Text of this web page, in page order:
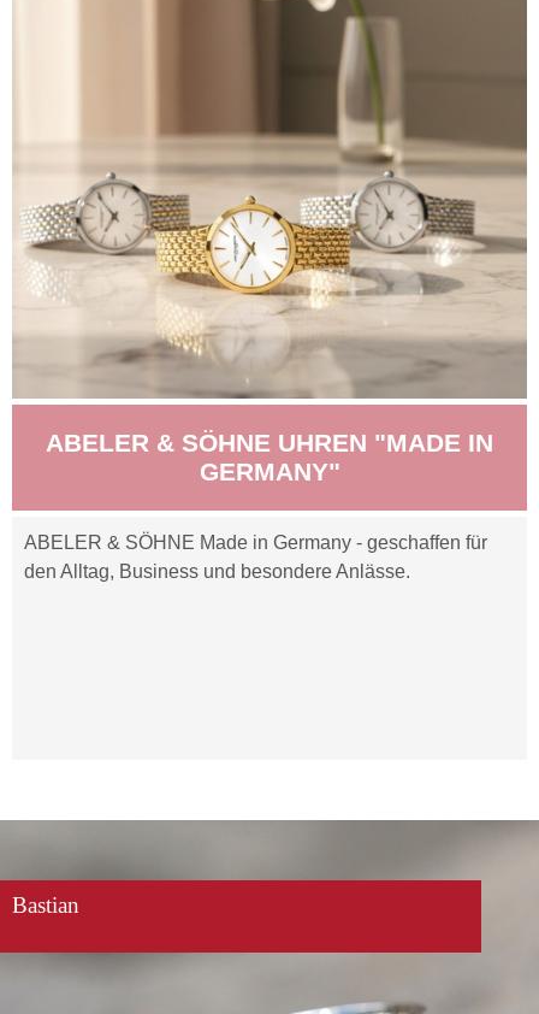
ABELER & SÖHNE UHREN "MADE IN
GERMANY"
ABELER & SÖHNE Made in Germany - geschaffen für
den Alltag, Business und besondere Anlässe.
Bastian